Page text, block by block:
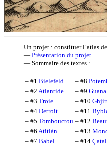
Un projet : constituer l’atlas
— Présentation du projet
— Sommaire des textes :
– #1 Bielefeld – #8
– #2 Atlantide – #9
– #3 Troie – #10
– #4 Detroit – #11
– #5 Tombouctou – #12
– #6 Atitlán – #13
– #7 Babel – #14